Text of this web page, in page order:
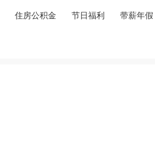
住房公积金 节日福利 带薪年假